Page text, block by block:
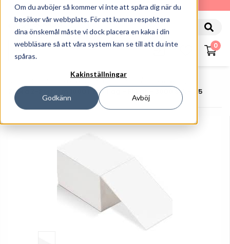
Om du avböjer så kommer vi inte att spåra dig när du
besöker vår webbplats. För att kunna respektera
dina önskemål måste vi dock placera en kaka i din
webbläsare så att våra system kan se till att du inte
spåras.
Kakinställningar
Godkänn Avböj
010-162 61 90
0
Etiketter Och Färgband
Zebra Z-Perform 1000T 190 Tag - Flikar - 3000 Stk - A5